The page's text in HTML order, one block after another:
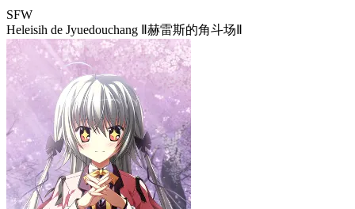
SFW
Heleisih de Jyuedouchang Ⅱ 赫雷斯的角斗场Ⅱ